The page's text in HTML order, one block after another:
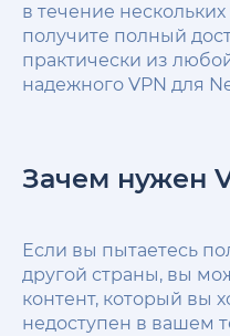
в течение
получите полный
практически из
надежного VPN для
Зачем нужен
Если вы пытаетесь
другой страны, вы
контент, который вы
недоступен в вашем